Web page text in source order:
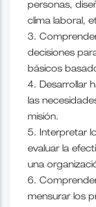
personas,
clima laboral,
3.
decisiones
básicos
4. Desarrollar
las
misión.
5. Interpretar
evaluar la
una
6.
mensurar los